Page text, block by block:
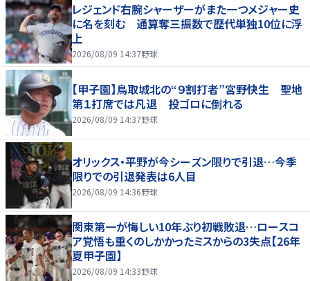
レジェンド右腕シャーザーがまた一つメジャー史
に名を刻む 通算奪三振数で歴代単独10位に浮
上
2026/08/09 14:37野球
【甲子園】鳥取城北の“９割打者”宮野快生 聖地
第１打席では凡退 投ゴロに倒れる
2026/08/09 14:37野球
オリックス・平野が今シーズン限りで引退…今季
限りでの引退発表は6人目
2026/08/09 14:36野球
関東第一が悔しい10年ぶり初戦敗退…ロースコ
ア覚悟も重くのしかかったミスからの3失点【26年
夏甲子園】
2026/08/09 14:33野球